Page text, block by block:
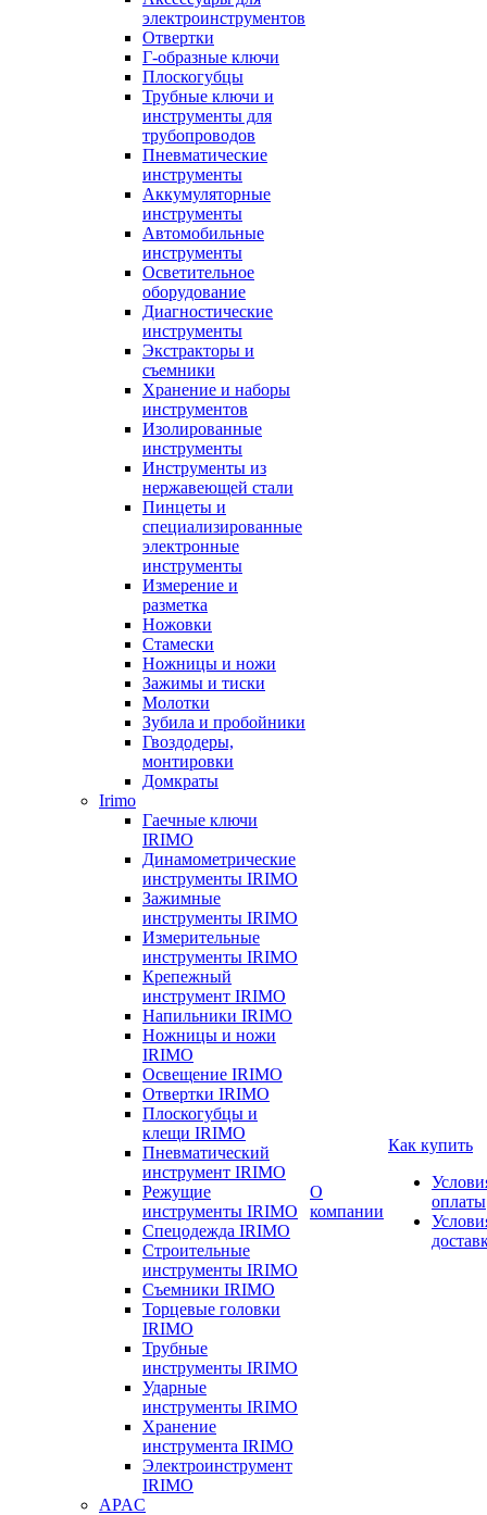
электроинструментов
Отвертки
Г-образные ключи
Плоскогубцы
Трубные ключи и
инструменты для
трубопроводов
Пневматические
инструменты
Аккумуляторные
инструменты
Автомобильные
инструменты
Осветительное
оборудование
Диагностические
инструменты
Экстракторы и
съемники
Хранение и наборы
инструментов
Изолированные
инструменты
Инструменты из
нержавеющей стали
Пинцеты и
специализированные
электронные
инструменты
Измерение и
разметка
Ножовки
Стамески
Ножницы и ножи
Зажимы и тиски
Молотки
Зубила и пробойники
Гвоздодеры,
монтировки
Домкраты
Irimo
Гаечные ключи
IRIMO
Динамометрические
инструменты IRIMO
Зажимные
инструменты IRIMO
Измерительные
инструменты IRIMO
Крепежный
инструмент IRIMO
Напильники IRIMO
Ножницы и ножи
IRIMO
Освещение IRIMO
Отвертки IRIMO
Плоскогубцы и
клещи IRIMO
Пневматический
инструмент IRIMO
Режущие
инструменты IRIMO
Спецодежда IRIMO
Строительные
инструменты IRIMO
Съемники IRIMO
Торцевые головки
IRIMO
Трубные
инструменты IRIMO
Ударные
инструменты IRIMO
Хранение
инструмента IRIMO
Электроинструмент
IRIMO
APAC
О
компании
Как купить
оплаты